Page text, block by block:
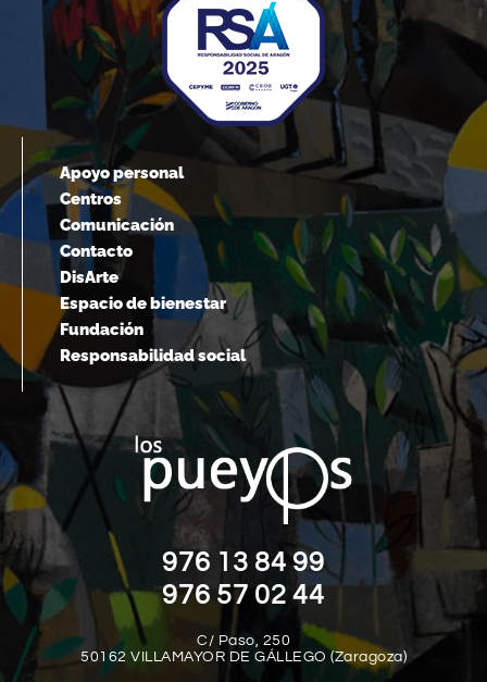
Apoyo personal
Centros
Comunicación
Contacto
DisArte
Espacio de bienestar
Fundación
Responsabilidad social
976 13 84 99
976 57 02 44
C/ Paso, 250
50162 VILLAMAYOR DE GÁLLEGO (Zaragoza)